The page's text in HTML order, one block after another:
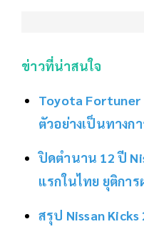
ข่าวที่น่าสนใจ
Toyota Fortuner
ตัวอย่างเป็นทางก
ปิดตำนาน 12 ปี
แรกในไทย ยุติกา
สรุป Nissan